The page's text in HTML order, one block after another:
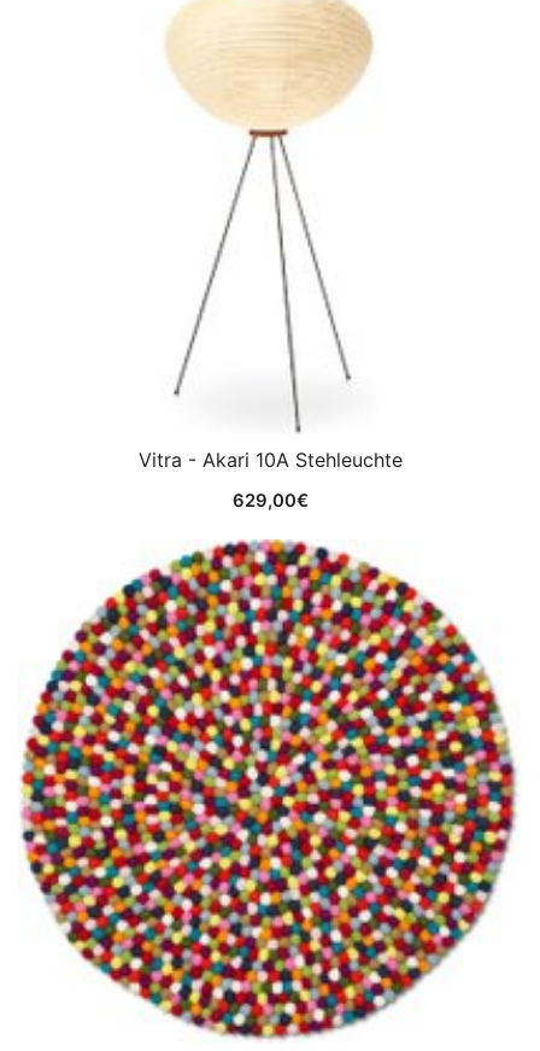
Vitra - Akari 10A Stehleuchte
629,00€